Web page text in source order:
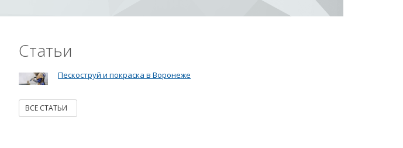
Статьи
Пескоструй и покраска в Воронеже
ВСЕ СТАТЬИ